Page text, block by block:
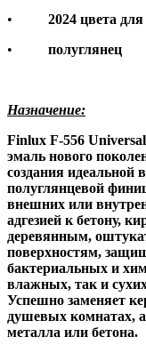
• 2024 цвета
• полуглянец
Назначение:
Finlux F-556 Universal
эмаль нового
создания идеальной
полуглянцевой
внешних или
адгезией к бетону,
деревянным,
поверхностям,
бактериальных и
влажных, так и
Успешно заменяет
душевых комнатах,
металла или бетона.